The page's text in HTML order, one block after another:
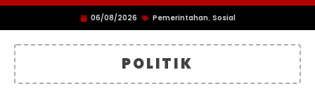
06/08/2026 Pemerintahan, Sosial
POLITIK